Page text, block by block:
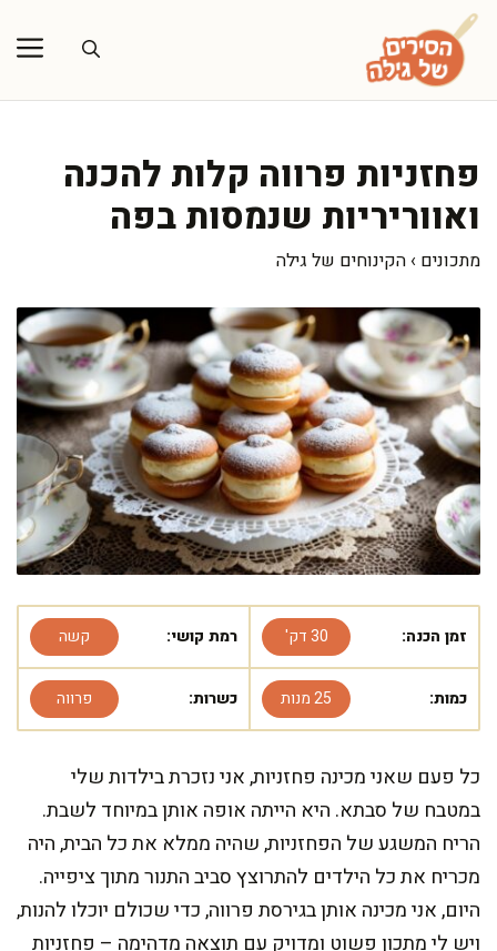
לדלג
לתוכן
פחזניות פרווה קלות להכנה
ואווריריות שנמסות בפה
מתכונים › הקינוחים של גילה
זמן הכנה: 30 דק' רמת קושי: קשה
כמות: 25 מנות כשרות: פרווה
כל פעם שאני מכינה פחזניות, אני נזכרת בילדות שלי
במטבח של סבתא. היא הייתה אופה אותן במיוחד לשבת.
הריח המשגע של הפחזניות, שהיה ממלא את כל הבית, היה
מכריח את כל הילדים להתרוצץ סביב התנור מתוך ציפייה.
היום, אני מכינה אותן בגירסת פרווה, כדי שכולם יוכלו להנות,
ויש לי מתכון פשוט ומדויק עם תוצאה מדהימה – פחזניות